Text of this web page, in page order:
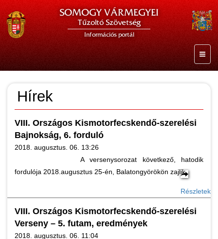
SOMOGY VÁRMEGYEI
Tűzoltó Szövetség
Információs portál
Hírek
VIII. Országos Kismotorfecskendő-szerelési
Bajnokság, 6. forduló
2018. augusztus. 06. 13:26
A versenysorozat következő, hatodik
fordulója 2018.augusztus 25-én, Balatongyörökön zajlik.
Részletek
VIII. Országos Kismotorfecskendő-szerelési
Verseny – 5. futam, eredmények
2018. augusztus. 06. 11:04